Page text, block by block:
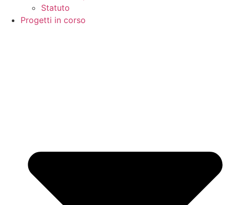
Statuto
Progetti in corso